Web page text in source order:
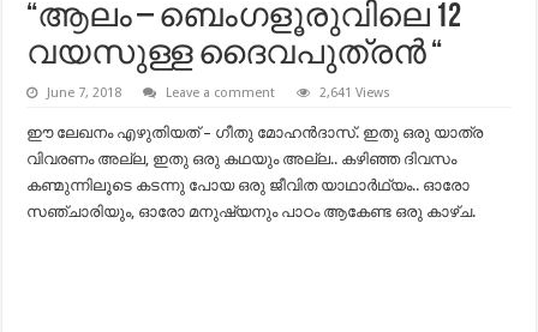
“ആലം – ബെംഗളൂരുവിലെ 12
വയസുള്ള ദൈവപുത്രൻ “
June 7, 2018 Leave a comment 2,641 Views
ഈ ലേഖനം എഴുതിയത് – ഗീതു മോഹൻദാസ്. ഇതു ഒരു യാത്ര
വിവരണം അല്ല, ഇതു ഒരു കഥയും അല്ല.. കഴിഞ്ഞ ദിവസം
കണ്മുന്നിലൂടെ കടന്നു പോയ ഒരു ജീവിത യാഥാർഥ്യം.. ഓരോ
സഞ്ചാരിയും, ഓരോ മനുഷ്യനും പാഠം ആകേണ്ട ഒരു കാഴ്ച.